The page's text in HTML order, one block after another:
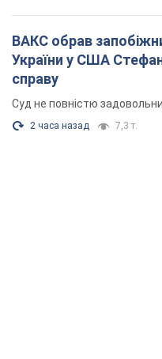
ВАКС обрав запобіжний захід експосолці
України у США Стефанішиній: що відомо про
справу
Суд не повністю
2 часа назад 7,3 т.